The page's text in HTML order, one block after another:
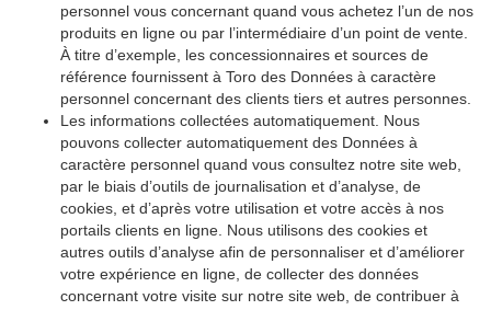
personnel vous concernant quand vous achetez l’un de nos
produits en ligne ou par l’intermédiaire d’un point de vente.
À titre d’exemple, les concessionnaires et sources de
référence fournissent à Toro des Données à caractère
personnel concernant des clients tiers et autres personnes.
Les informations collectées automatiquement. Nous
pouvons collecter automatiquement des Données à
caractère personnel quand vous consultez notre site web,
par le biais d’outils de journalisation et d’analyse, de
cookies, et d’après votre utilisation et votre accès à nos
portails clients en ligne. Nous utilisons des cookies et
autres outils d’analyse afin de personnaliser et d’améliorer
votre expérience en ligne, de collecter des données
concernant votre visite sur notre site web, de contribuer à